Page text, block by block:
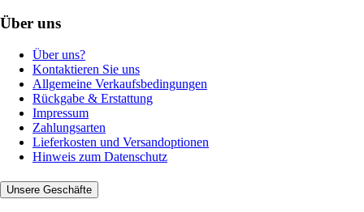
Über uns
Über uns?
Kontaktieren Sie uns
Allgemeine Verkaufsbedingungen
Rückgabe & Erstattung
Impressum
Zahlungsarten
Lieferkosten und Versandoptionen
Hinweis zum Datenschutz
Unsere Geschäfte